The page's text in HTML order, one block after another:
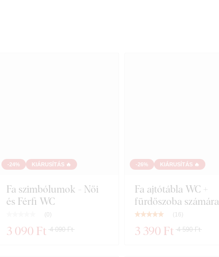
-24% KIÁRUSÍTÁS 🔥
Fa szimbólumok - Női
és Férfi WC
( 0)
3 090 Ft 4 090 Ft
-26% KIÁRUSÍTÁS 🔥
Fa ajtótábla WC +
fürdőszoba számára
(16)
3 390 Ft 4 590 Ft